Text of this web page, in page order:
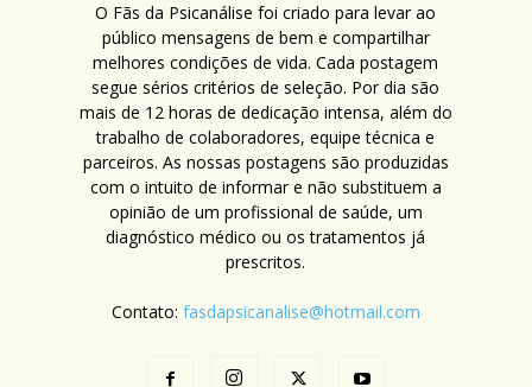
O Fãs da Psicanálise foi criado para levar ao
público mensagens de bem e compartilhar
melhores condições de vida. Cada postagem
segue sérios critérios de seleção. Por dia são
mais de 12 horas de dedicação intensa, além do
trabalho de colaboradores, equipe técnica e
parceiros. As nossas postagens são produzidas
com o intuito de informar e não substituem a
opinião de um profissional de saúde, um
diagnóstico médico ou os tratamentos já
prescritos.
Contato: fasdapsicanalise@hotmail.com